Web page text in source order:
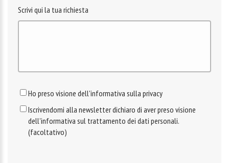
Scrivi qui la tua richiesta
Ho preso visione dell'informativa sulla privacy
Iscrivendomi alla newsletter dichiaro di aver preso visione
dell'informativa sul trattamento dei dati personali.
(facoltativo)